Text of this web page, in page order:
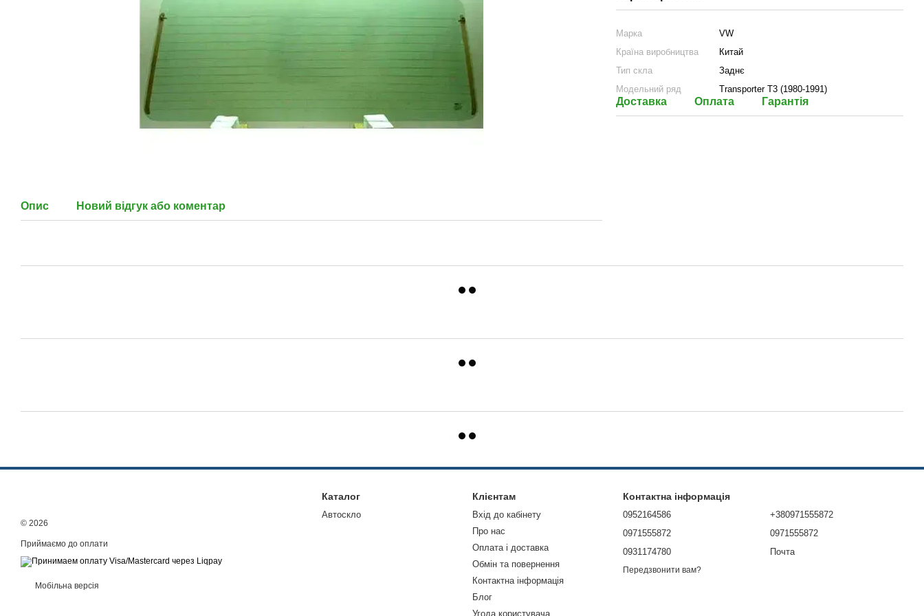
Опис Новий відгук або коментар
Марка
VW
Країна виробництва
Китай
Тип скла
Заднє
Модельний ряд
Transporter T3 (1980-1991)
Доставка Оплата Гарантія
© 2026
Приймаємо до оплати
Мобільна версія
Каталог
Автоскло
Клієнтам
Вхід до кабінету
Про нас
Оплата і доставка
Обмін та повернення
Контактна інформація
Блог
Угода користувача
Контактна інформація
0952164586
0971555872
0931174780
Передзвонити вам?
+380971555872
0971555872
Почта